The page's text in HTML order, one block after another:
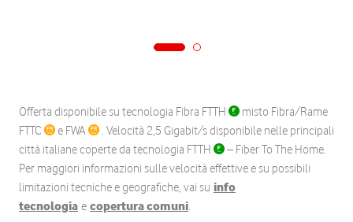
Offerta disponibile su tecnologia Fibra FTTH
misto Fibra/Rame
FTTC
e FWA
. Velocità 2,5 Gigabit/s disponibile nelle principali
città italiane coperte da tecnologia FTTH
– Fiber To The Home.
Per maggiori informazioni sulle velocità effettive e su possibili
limitazioni tecniche e geografiche, vai su info
tecnologia e copertura comuni.